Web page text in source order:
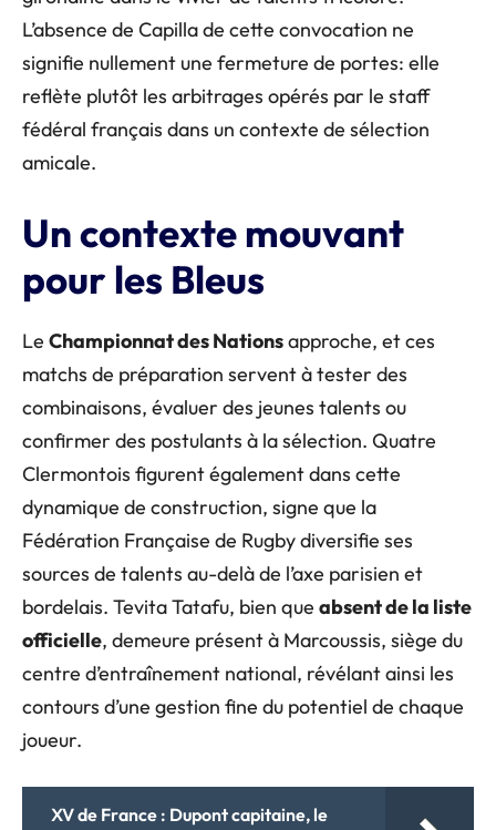
L’absence de Capilla de cette convocation ne
signifie nullement une fermeture de portes: elle
reflète plutôt les arbitrages opérés par le staff
fédéral français dans un contexte de sélection
amicale.
Un contexte mouvant
pour les Bleus
Le Championnat des Nationsapproche, et ces
matchs de préparation servent à tester des
combinaisons, évaluer des jeunes talents ou
confirmer des postulants à la sélection. Quatre
Clermontois figurent également dans cette
dynamique de construction, signe que la
Fédération Française de Rugby diversifie ses
sources de talents au-delà de l’axe parisien et
bordelais. Tevita Tatafu, bien que absent de la liste
officielle, demeure présent à Marcoussis, siège du
centre d’entraînement national, révélant ainsi les
contours d’une gestion fine du potentiel de chaque
joueur.
XV de France : Dupont capitaine, le